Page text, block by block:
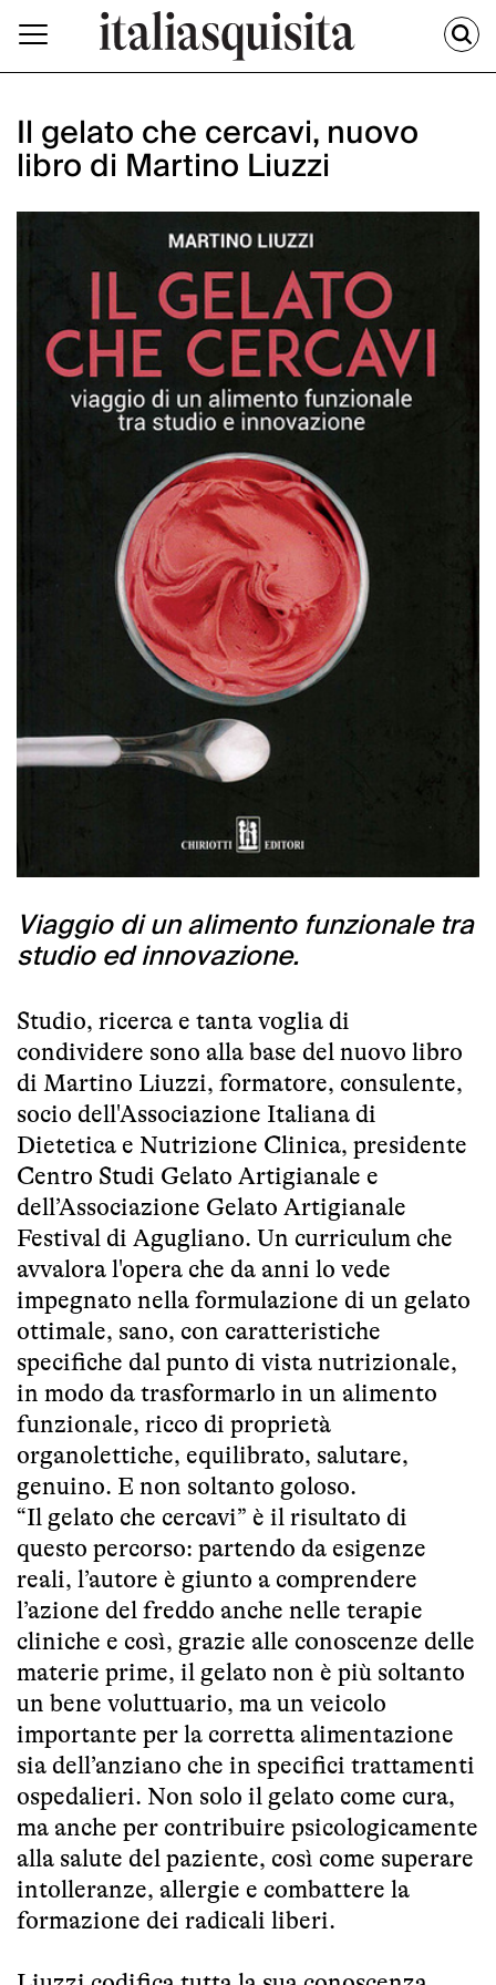
Il gelato che cercavi, nuovo
libro di Martino Liuzzi
Viaggio di un alimento funzionale tra
studio ed innovazione.
Studio, ricerca e tanta voglia di
condividere sono alla base del nuovo libro
di Martino Liuzzi, formatore, consulente,
socio dell'Associazione Italiana di
Dietetica e Nutrizione Clinica, presidente
Centro Studi Gelato Artigianale e
dell’Associazione Gelato Artigianale
Festival di Agugliano. Un curriculum che
avvalora l'opera che da anni lo vede
impegnato nella formulazione di un gelato
ottimale, sano, con caratteristiche
specifiche dal punto di vista nutrizionale,
in modo da trasformarlo in un alimento
funzionale, ricco di proprietà
organolettiche, equilibrato, salutare,
genuino. E non soltanto goloso.
“Il gelato che cercavi” è il risultato di
questo percorso: partendo da esigenze
reali, l’autore è giunto a comprendere
l’azione del freddo anche nelle terapie
cliniche e così, grazie alle conoscenze delle
materie prime, il gelato non è più soltanto
un bene voluttuario, ma un veicolo
importante per la corretta alimentazione
sia dell’anziano che in specifici trattamenti
ospedalieri. Non solo il gelato come cura,
ma anche per contribuire psicologicamente
alla salute del paziente, così come superare
intolleranze, allergie e combattere la
formazione dei radicali liberi.